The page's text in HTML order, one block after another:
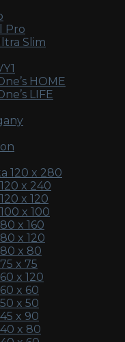
Pro
Slim
HOME
LIFE
120 x 280
x 240
x 120
x 100
x 160
x 120
x 80
x 75
x 120
x 60
x 50
x 90
x 80